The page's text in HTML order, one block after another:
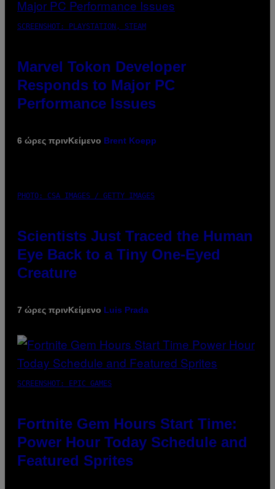
SCREENSHOT: PLAYSTATION, STEAM
Marvel Tokon Developer
Responds to Major PC
Performance Issues
6 ώρες πρινΚείμενο Brent Koepp
PHOTO: CSA IMAGES / GETTY IMAGES
Scientists Just Traced the Human
Eye Back to a Tiny One-Eyed
Creature
7 ώρες πρινΚείμενο Luis Prada
SCREENSHOT: EPIC GAMES
Fortnite Gem Hours Start Time:
Power Hour Today Schedule and
Featured Sprites